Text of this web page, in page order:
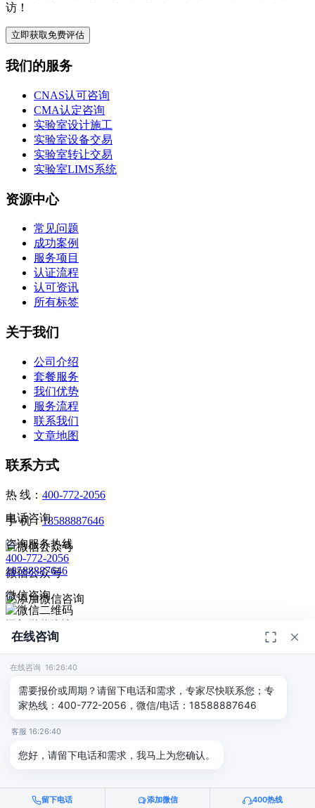
访！
立即获取免费评估
我们的服务
CNAS认可咨询
CMA认定咨询
实验室设计施工
实验室设备交易
实验室转让交易
实验室LIMS系统
资源中心
常见问题
成功案例
服务项目
认证流程
认可资讯
所有标签
关于我们
公司介绍
套餐服务
我们优势
服务流程
联系我们
文章地图
联系方式
热 线： 400-772-2056
手 机：18588887646
微信公众号
© 2026深圳市德恺检测有限公司版权所有 -宣传册|粤ICP备
2025393459号-1
电话咨询
咨询服务热线
400-772-2056
18588887646
微信咨询
扫码添加微信咨询
给我回电
在线咨询
在线咨询 16:26:40
需要报价或周期？请留下电话和需求，专家尽快联系您；专
家热线：400-772-2056，微信/电话：18588887646
客服 16:26:40
您好，请留下电话和需求，我马上为您确认。
留下电话 添加微信 400热线